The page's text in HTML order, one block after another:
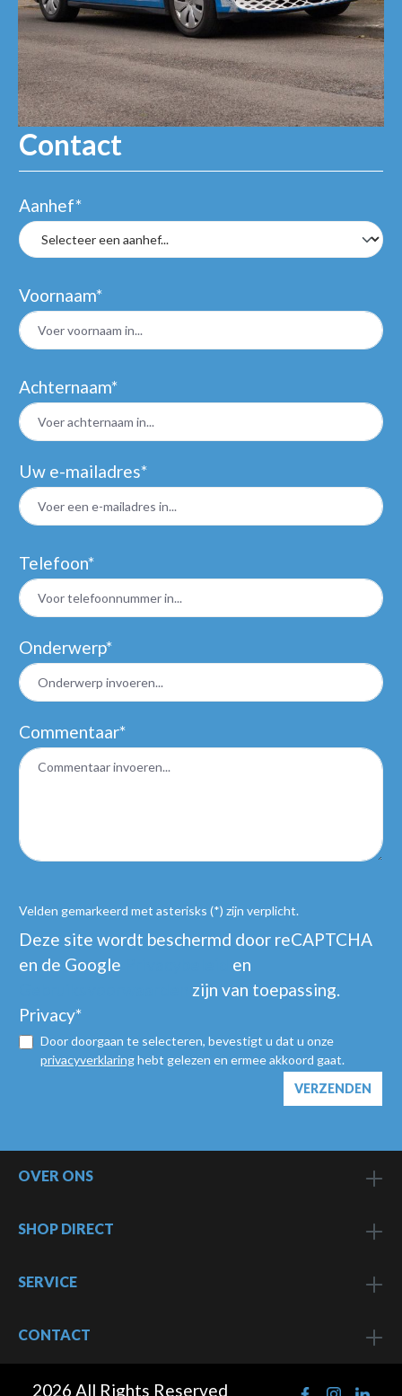
Contact
Aanhef*
Voornaam*
Achternaam*
Uw e-mailadres*
Telefoon*
Onderwerp*
Commentaar*
Velden gemarkeerd met asterisks (*) zijn verplicht.
Deze site wordt beschermd door reCAPTCHA
en de Google
en
zijn van toepassing.
Privacy*
Door doorgaan te selecteren, bevestigt u dat u onze
privacyverklaringhebt gelezen en ermee akkoord gaat.
VERZENDEN
OVER ONS
SHOP DIRECT
SERVICE
CONTACT
2026 All Rights Reserved